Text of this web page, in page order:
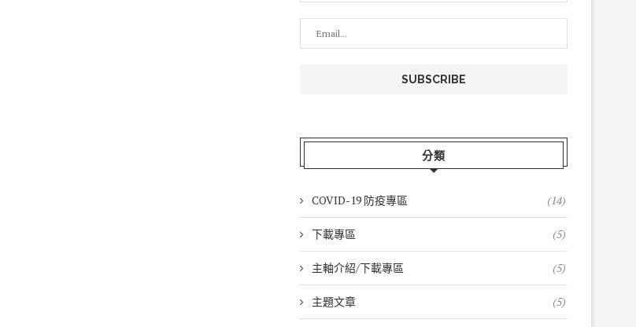
分類
COVID-19 防疫專區 (14)
下載專區 (5)
主軸介紹/下載專區 (5)
主題文章 (5)